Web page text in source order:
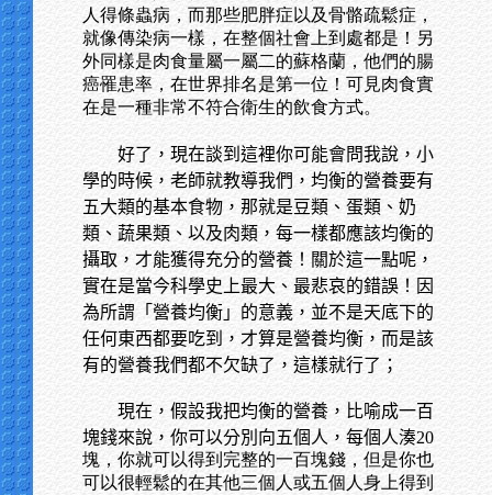
人得條蟲病，而那些肥胖症以及骨骼疏鬆症，
就像傳染病一樣，在整個社會上到處都是！另
外同樣是肉食量屬一屬二的蘇格蘭，他們的腸
癌罹患率，在世界排名是第一位！可見肉食實
在是一種非常不符合衛生的飲食方式。
好了，現在談到這裡你可能會問我說，小
學的時候，老師就教導我們，均衡的營養要有
五大類的基本食物，那就是豆類、蛋類、奶
類、蔬果類、以及肉類，每一樣都應該均衡的
攝取，才能獲得充分的營養！關於這一點呢，
實在是當今科學史上最大、最悲哀的錯誤！因
為所謂「營養均衡」的意義，並不是天底下的
任何東西都要吃到，才算是營養均衡，而是該
有的營養我們都不欠缺了，這樣就行了；
現在，假設我把均衡的營養，比喻成一百
塊錢來說，你可以分別向五個人，每個人湊20
塊，你就可以得到完整的一百塊錢，但是你也
可以很輕鬆的在其他三個人或五個人身上得到